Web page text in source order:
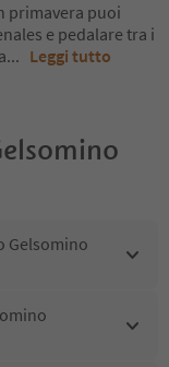
primavera puoi
e pedalare tra i
... Leggi tutto
Gelsomino